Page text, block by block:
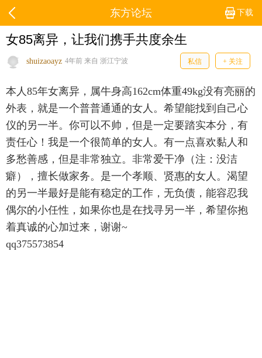
下载
东方论坛
女85离异，让我们携手共度余生
shuizaoayz 4年前 来自 浙江宁波 私信 + 关注
本人85年女离异，属牛身高162cm体重49kg没有亮丽的
外表，就是一个普普通通的女人。希望能找到自己心
仪的另一半。你可以不帅，但是一定要踏实本分，有
责任心！我是一个很简单的女人。有一点喜欢黏人和
多愁善感，但是非常独立。非常爱干净（注：没洁
癖），擅长做家务。是一个孝顺、贤惠的女人。渴望
的另一半最好是能有稳定的工作，无负债，能容忍我
偶尔的小任性，如果你也是在找寻另一半，希望你抱
着真诚的心加过来，谢谢~
qq375573854